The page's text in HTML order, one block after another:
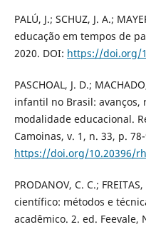
PALÚ, J.; SCHUZ, J. A.;
educação em tempos de
2020. DOI: https://doi.org/
PASCHOAL, J. D.;
infantil no Brasil: avanços,
modalidade educacional.
Camoinas, v. 1, n. 33, p.
https://doi.org/10.20396/
PRODANOV, C. C.;
científico: métodos e
acadêmico. 2. ed. Feevale,